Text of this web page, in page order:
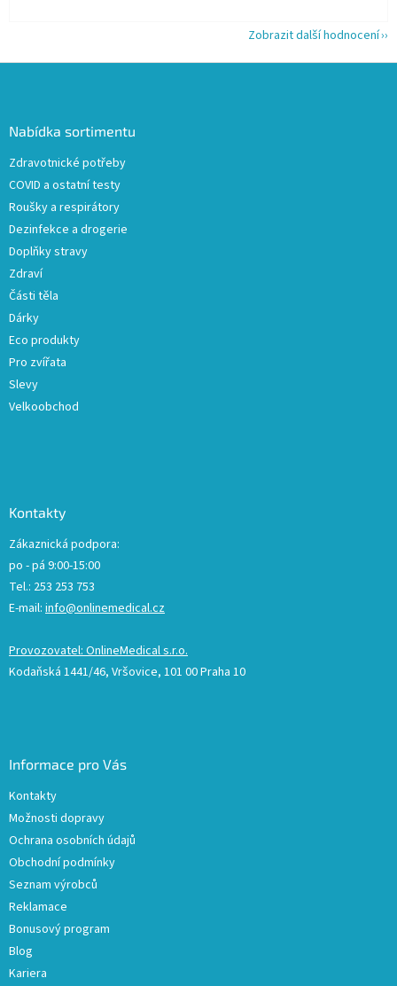
Zobrazit další hodnocení
Nabídka sortimentu
Zdravotnické potřeby
COVID a ostatní testy
Roušky a respirátory
Dezinfekce a drogerie
Doplňky stravy
Zdraví
Části těla
Dárky
Eco produkty
Pro zvířata
Slevy
Velkoobchod
Kontakty
Zákaznická podpora:
po - pá 9:00-15:00
Tel.: 253 253 753
E-mail: info@onlinemedical.cz
Provozovatel: OnlineMedical s.r.o.
Kodaňská 1441/46, Vršovice, 101 00 Praha 10
Informace pro Vás
Kontakty
Možnosti dopravy
Ochrana osobních údajů
Obchodní podmínky
Seznam výrobců
Reklamace
Bonusový program
Blog
Kariera